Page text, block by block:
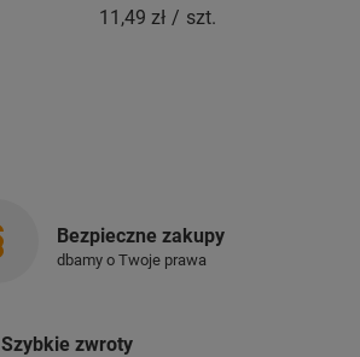
11,49 zł / szt.
Bezpieczne zakupy
dbamy o Twoje prawa
Szybkie zwroty